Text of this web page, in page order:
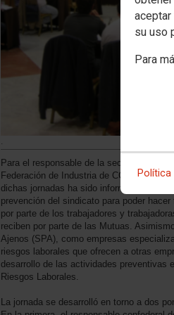
su uso
Para
.
Para el responsable de la secretaría de
Federación de Industria de CCOO de
dichas jornadas ha sido informar y formar
prevención del sindicato para poder
por parte de los trabajadores y
reciben por parte de las Mutuas.
Ajenos (SPA), como empresas
riesgos laborales que ofrecen a otras
desarrollo de las actividades preventivas
Riesgos Laborales.
La jornada se desarrolló en torno a dos